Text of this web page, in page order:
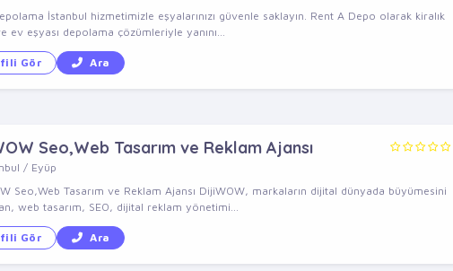
İstanbul hizmetimizle eşyalarınızı güvenle saklayın. Rent A Depo olarak kiralık
ev eşyası depolama çözümleriyle yanını...
Gör Ara
Seo,Web Tasarım ve Reklam Ajansı
/ Eyüp
Seo,Web Tasarım ve Reklam Ajansı DijiWOW, markaların dijital dünyada büyümesini
web tasarım, SEO, dijital reklam yönetimi...
Gör Ara